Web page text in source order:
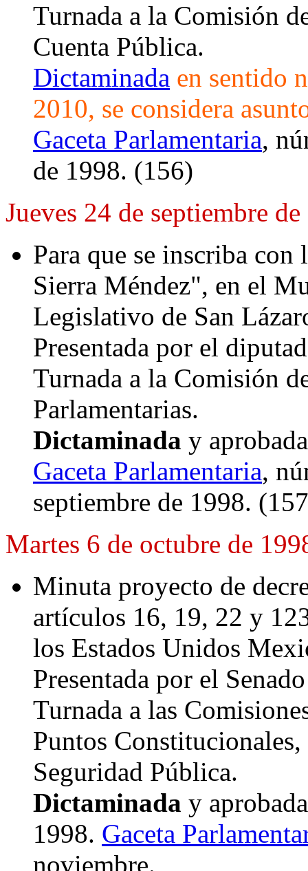
Turnada a la Comisión
Cuenta Pública.
Dictaminada en sentido
2010, se considera
Gaceta Parlamentaria,
de 1998. (156)
Jueves 24 de septiembre
Para que se inscriba
Sierra Méndez", en el
Legislativo de San
Presentada por el
Turnada a la Comisión
Parlamentarias.
Dictaminada y
Gaceta Parlamentaria,
septiembre de 1998.
Martes 6 de octubre de
Minuta proyecto de
artículos 16, 19, 22 y
los Estados Unidos
Presentada por el
Turnada a las
Puntos
Seguridad Pública.
Dictaminada y
1998. Gaceta
noviembre.